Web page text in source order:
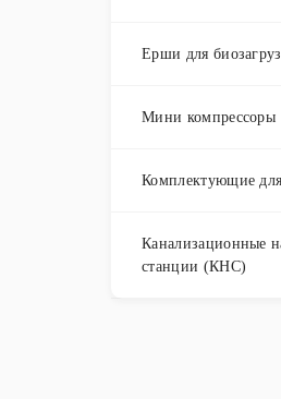
Ерши для
Мини компрессоры
Комплектующие
Канализационные
станции (КНС)